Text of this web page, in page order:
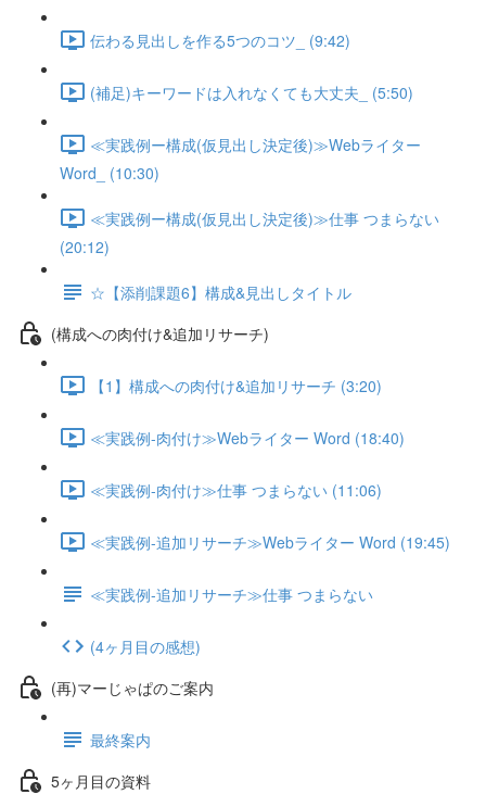
伝わる見出しを作る5つのコツ_ (9:42)
(補足)キーワードは入れなくても大丈夫_ (5:50)
≪実践例ー構成(仮見出し決定後)≫Webライター
Word_ (10:30)
≪実践例ー構成(仮見出し決定後)≫仕事 つまらない
(20:12)
☆【添削課題6】構成&見出しタイトル
(構成への肉付け&追加リサーチ)
【1】構成への肉付け&追加リサーチ (3:20)
≪実践例-肉付け≫Webライター Word (18:40)
≪実践例-肉付け≫仕事 つまらない (11:06)
≪実践例-追加リサーチ≫Webライター Word (19:45)
≪実践例-追加リサーチ≫仕事 つまらない
(4ヶ月目の感想)
(再)マーじゃぱのご案内
最終案内
5ヶ月目の資料